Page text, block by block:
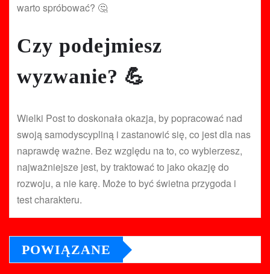
warto spróbować? 🤔
Czy podejmiesz
wyzwanie? 💪
Wielki Post to doskonała okazja, by popracować nad
swoją samodyscypliną i zastanowić się, co jest dla nas
naprawdę ważne. Bez względu na to, co wybierzesz,
najważniejsze jest, by traktować to jako okazję do
rozwoju, a nie karę. Może to być świetna przygoda i
test charakteru.
POWIĄZANE